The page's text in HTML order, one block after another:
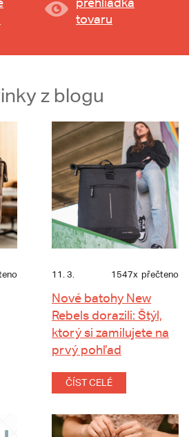
tovaru
z blogu
11. 3. 1547x přečteno
Nové batohy New
Rebels dorazili: Štýl,
ktorý si zamilujete na
prvý pohľad
ČÍST CELÉ